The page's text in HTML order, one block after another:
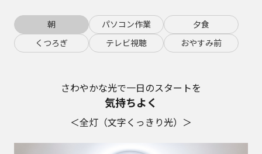
朝 パソコン作業
夕食
くつろぎ
テレビ視聴 おやすみ前
さわやかな光で一日のスタートを
気持ちよく
＜全灯（文字くっきり光）＞